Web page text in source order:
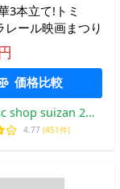
3本立て!トミ
レール映画まつり
価格比較
shop suizan 2号
店
4.77 (451件)